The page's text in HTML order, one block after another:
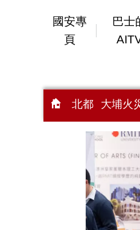
國安專
頁
巴士
北都 大埔火